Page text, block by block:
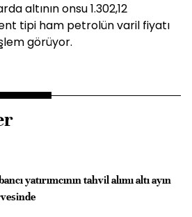
altının onsu 1.302,12
tipi ham petrolün varil fiyatı
görüyor.
yatırımcının tahvil alımı altı ayın